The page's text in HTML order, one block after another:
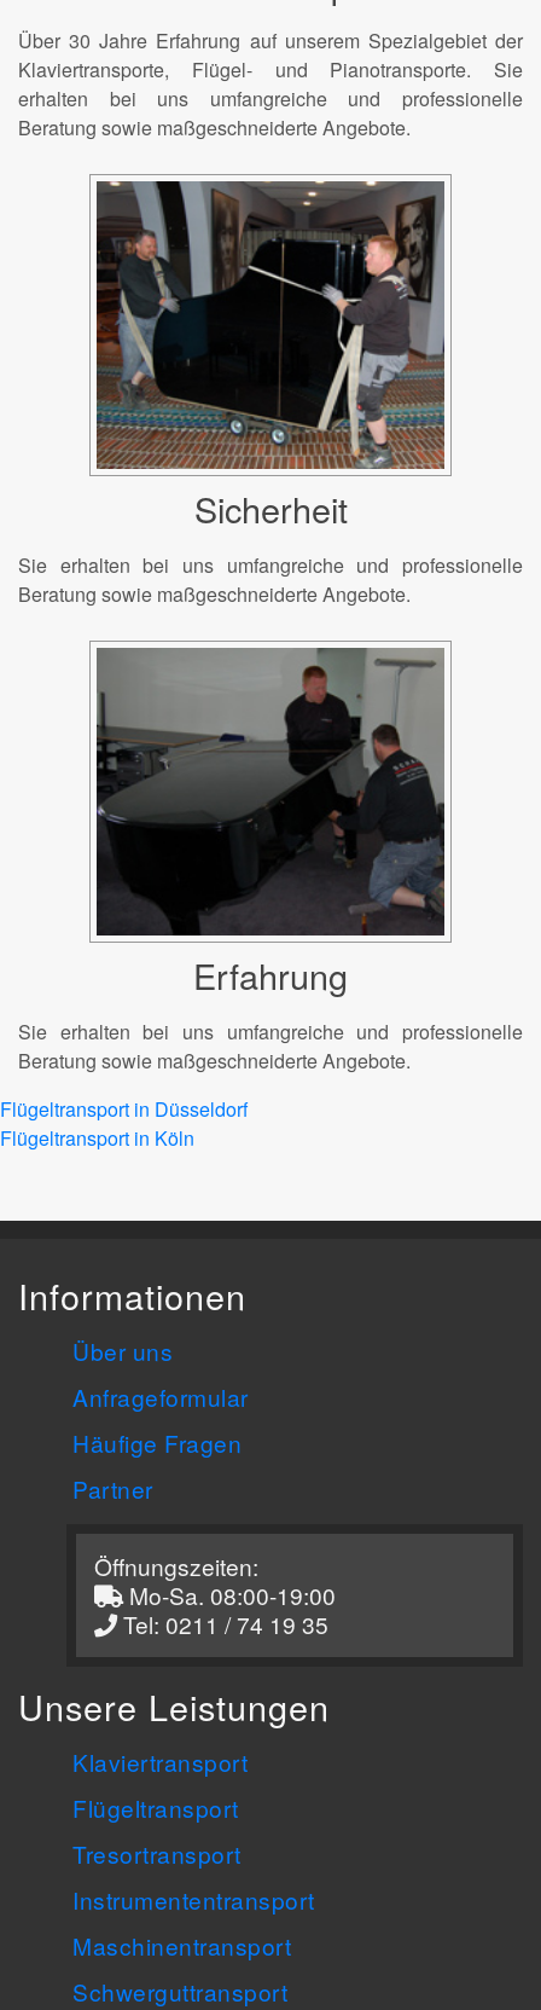
Über 30 Jahre Erfahrung auf unserem Spezialgebiet der
Klaviertransporte, Flügel- und Pianotransporte. Sie
erhalten bei uns umfangreiche und professionelle
Beratung sowie maßgeschneiderte Angebote.
Sicherheit
Sie erhalten bei uns umfangreiche und professionelle
Beratung sowie maßgeschneiderte Angebote.
Erfahrung
Sie erhalten bei uns umfangreiche und professionelle
Beratung sowie maßgeschneiderte Angebote.
Flügeltransport in Düsseldorf
Flügeltransport in Köln
Informationen
Über uns
Anfrageformular
Häufige Fragen
Partner
Öffnungszeiten:
Mo-Sa. 08:00-19:00
Tel: 0211 / 74 19 35
Unsere Leistungen
Klaviertransport
Flügeltransport
Tresortransport
Instrumententransport
Maschinentransport
Schwerguttransport